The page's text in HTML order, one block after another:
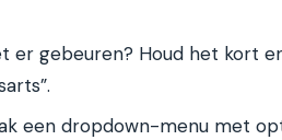
er gebeuren? Houd het kort
een dropdown-menu met